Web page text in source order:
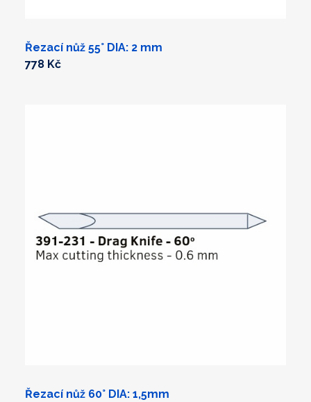
Řezací nůž 55° DIA: 2 mm
778 Kč
Řezací nůž 60° DIA: 1,5mm